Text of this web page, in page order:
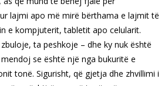
lajmi apo më mirë bërthama e lajmit të
e kompjuterit, tabletit apo celularit.
ta peshkoje – dhe ky nuk është
se është një nga bukuritë e
tonë. Sigurisht, që gjetja dhe zhvillimi i